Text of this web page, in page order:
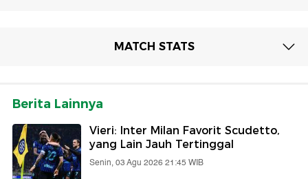
MATCH STATS
Berita Lainnya
Vieri: Inter Milan Favorit Scudetto,
yang Lain Jauh Tertinggal
Senin, 03 Agu 2026 21:45 WIB